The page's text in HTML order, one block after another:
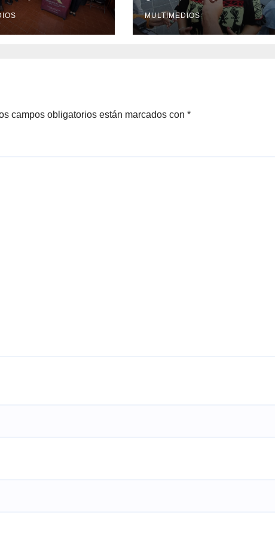
del Libro
y Juvenil
MULTIMEDIOS
campos obligatorios están marcados con *